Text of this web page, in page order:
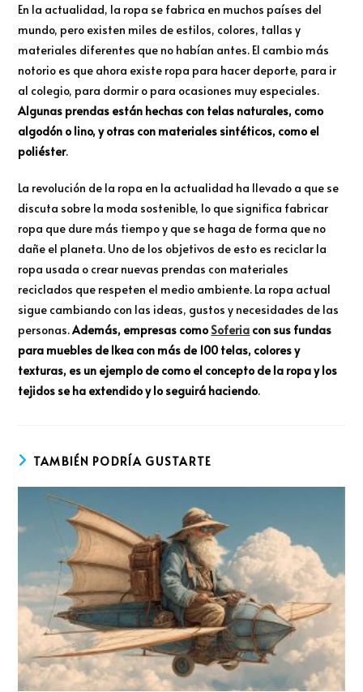
En la actualidad, la ropa se fabrica en muchos países del
mundo, pero existen miles de estilos, colores, tallas y
materiales diferentes que no habían antes. El cambio más
notorio es que ahora existe ropa para hacer deporte, para ir
al colegio, para dormir o para ocasiones muy especiales.
Algunas prendas están hechas con telas naturales, como
algodón o lino, y otras con materiales sintéticos, como el
poliéster.
La revolución de la ropa en la actualidad ha llevado a que se
discuta sobre la moda sostenible, lo que significa fabricar
ropa que dure más tiempo y que se haga de forma que no
dañe el planeta. Uno de los objetivos de esto es reciclar la
ropa usada o crear nuevas prendas con materiales
reciclados que respeten el medio ambiente. La ropa actual
sigue cambiando con las ideas, gustos y necesidades de las
personas.Además, empresas como Soferia con sus fundas
para muebles de Ikea con más de 100 telas, colores y
texturas, es un ejemplo de como el concepto de la ropa y los
tejidos se ha extendido y lo seguirá haciendo.
TAMBIÉN PODRÍA GUSTARTE